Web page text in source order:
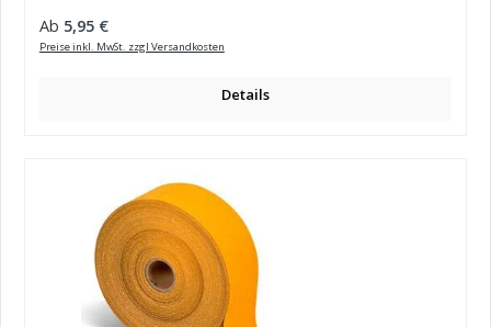
Regulärer Preis:
Ab 5,95 €
Preise inkl. MwSt. zzgl Versandkosten
Details